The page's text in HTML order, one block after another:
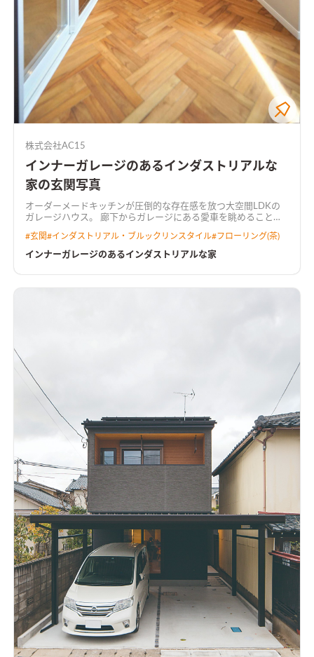
株式会社AC15
インナーガレージのあるインダストリアルな
家の玄関写真
オーダーメードキッチンが圧倒的な存在感を放つ大空間LDKの
ガレージハウス。 廊下からガレージにある愛車を眺めることが
する。 3連ヘリンボーンの床とブラックアイアンの組み合わせ
が、よりインダストリアルな空間を際立たせます。
#玄関#インダストリアル・ブルックリンスタイル#フローリング(茶)
インナーガレージのあるインダストリアルな家